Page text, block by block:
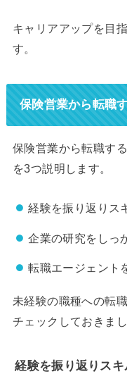
キャリアアップを目
す。
保険営業から転職
保険営業から転職す
を3つ説明します。
経験を振り返りス
企業の研究をしっ
転職エージェント
未経験の職種への転
チェックしておきまし
経験を振り返りス